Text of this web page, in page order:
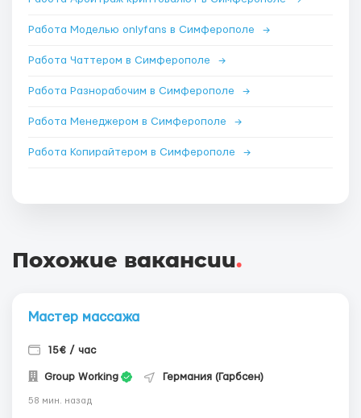
Работа Моделью onlyfans в Симферополе →
Работа Чаттером в Симферополе →
Работа Разнорабочим в Симферополе →
Работа Менеджером в Симферополе →
Работа Копирайтером в Симферополе →
Похожие вакансии.
Мастер массажа
15€ / час
Group Working Германия (Гарбсен)
58 мин. назад